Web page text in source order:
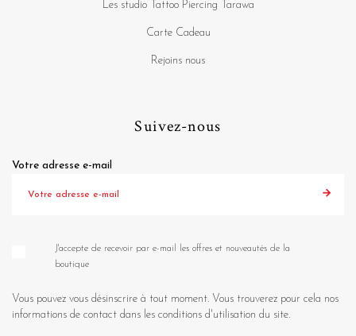
Les studio Tattoo Piercing Tarawa
Carte Cadeau
Rejoins nous
Suivez-nous
Votre adresse e-mail
J'accepte de recevoir par e-mail les offres et nouveautés de la
boutique
Vous pouvez vous désinscrire à tout moment. Vous trouverez pour cela nos
informations de contact dans les conditions d'utilisation du site.